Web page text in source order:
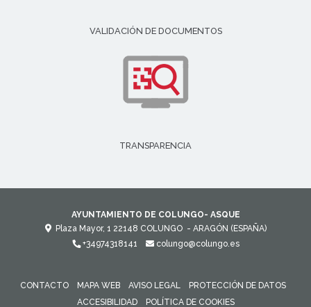
VALIDACIÓN DE DOCUMENTOS
TRANSPARENCIA
AYUNTAMIENTO DE COLUNGO- ASQUE
Plaza Mayor, 1 22148 COLUNGO - ARAGÓN (ESPAÑA)
+34974318141
colungo@colungo.es
CONTACTO MAPA WEB AVISO LEGAL
PROTECCIÓN DE DATOS
ACCESIBILIDAD
POLÍTICA DE COOKIES